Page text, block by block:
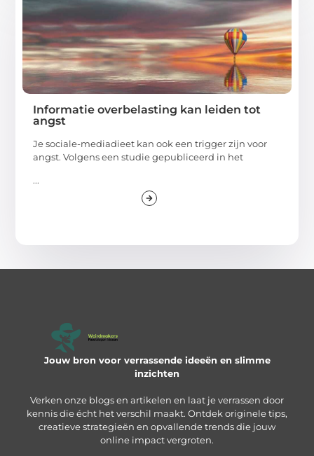
Informatie overbelasting kan leiden tot
angst
Je sociale-mediadieet kan ook een trigger zijn voor
angst. Volgens een studie gepubliceerd in het
...
Jouw bron voor verrassende ideeën en slimme
inzichten
Verken onze blogs en artikelen en laat je verrassen door
kennis die écht het verschil maakt. Ontdek originele tips,
creatieve strategieën en opvallende trends die jouw
online impact vergroten.